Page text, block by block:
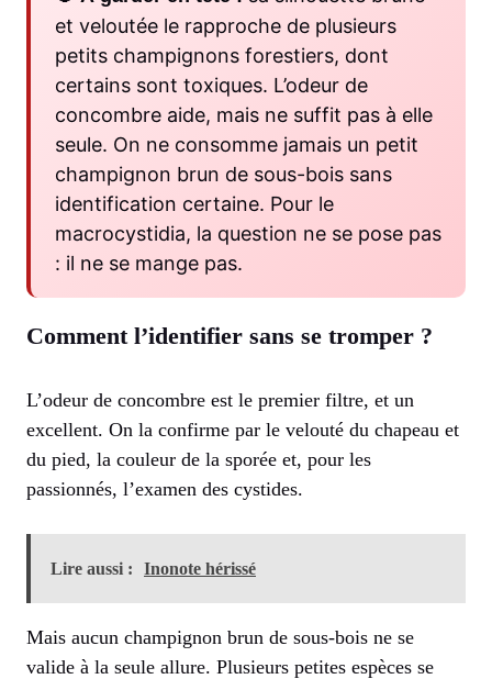
et veloutée le rapproche de plusieurs
petits champignons forestiers, dont
certains sont toxiques. L’odeur de
concombre aide, mais ne suffit pas à elle
seule. On ne consomme jamais un petit
champignon brun de sous-bois sans
identification certaine. Pour le
macrocystidia, la question ne se pose pas
: il ne se mange pas.
Comment l’identifier sans se tromper ?
L’odeur de concombre est le premier filtre, et un
excellent. On la confirme par le velouté du chapeau et
du pied, la couleur de la sporée et, pour les
passionnés, l’examen des cystides.
Lire aussi : Inonote hérissé
Mais aucun champignon brun de sous-bois ne se
valide à la seule allure. Plusieurs petites espèces se